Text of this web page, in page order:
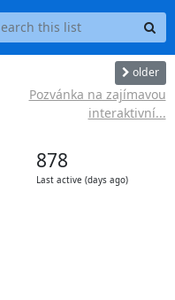
older
Pozvánka na zajímavou
interaktivní...
878
Last active (days ago)